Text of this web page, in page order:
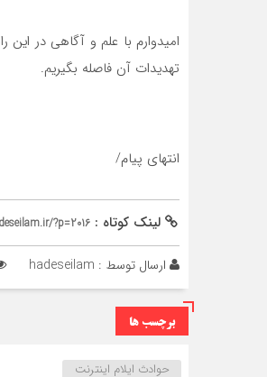
امیدوارم با علم و آگاهی در
تهدیدات آن فاصله بگیریم.
انتهای پیام/
لینک کوتاه : ?p=2016
ارسال توسط : hadeseilam
برچسب ها
حوادث ایلام اینترنت